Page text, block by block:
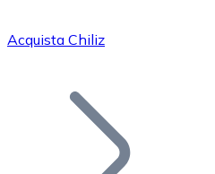
Bitcoin
Acquista Chiliz